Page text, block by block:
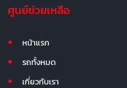
ศูนย์ช่วยเหลือ
หน้าแรก
รถทั้งหมด
เกี่ยวกับเรา